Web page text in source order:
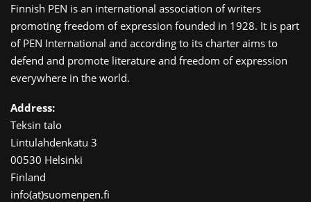
Finnish PEN is an international association of writers
promoting freedom of expression founded in 1928. It is part
of PEN International and according to its charter aims to
defend and promote literature and freedom of expression
everywhere in the world.
Address:
Teksin talo
Lintulahdenkatu 3
00530 Helsinki
Finland
info(at)suomenpen.fi